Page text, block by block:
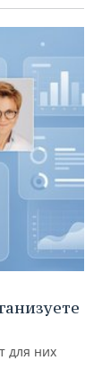
для них